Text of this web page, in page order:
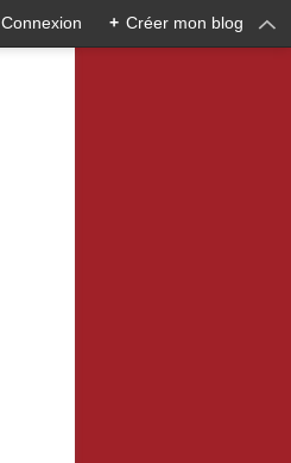
Connexion + Créer mon blog